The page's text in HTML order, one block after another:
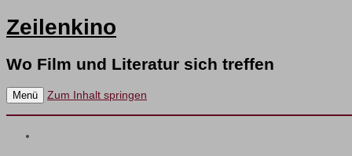
Zeilenkino
Wo Film und Literatur sich treffen
Menü Zum Inhalt springen